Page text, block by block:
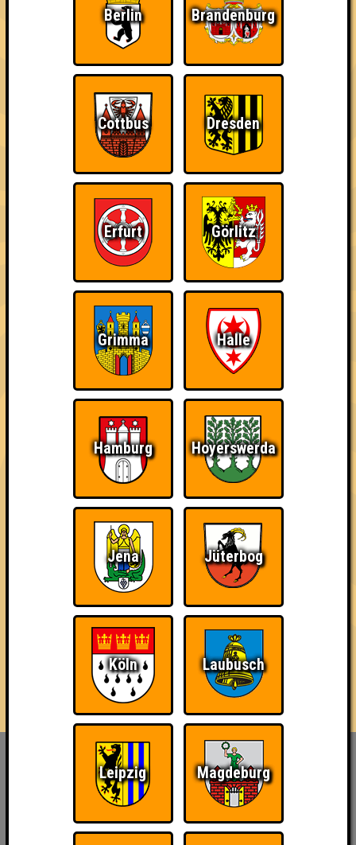
Ich war da, vor 3000 Jahren
Nehmt an 400 Quizlaboren teil
~ Noch nicht erreicht ~
14.07.2022vonohne Smartphone aufgeschmissen
von
Stammwürze
18.06.2026vondie Bräutinnen des Reanimators
Inhaber & Geschäftsführer:
Georg Martin // Quizlabor
Sandower Straße 56
info@quizlabor.de
Berlin Brandenburg
Cottbus Dresden
Erfurt Görlitz
Grimma Halle
Hamburg Hoyerswerda
Jena Jüterbog
Köln Laubusch
Leipzig Magdeburg